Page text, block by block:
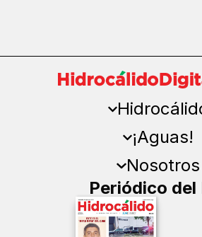
¡Aguas!
Nosotros
Periódico del